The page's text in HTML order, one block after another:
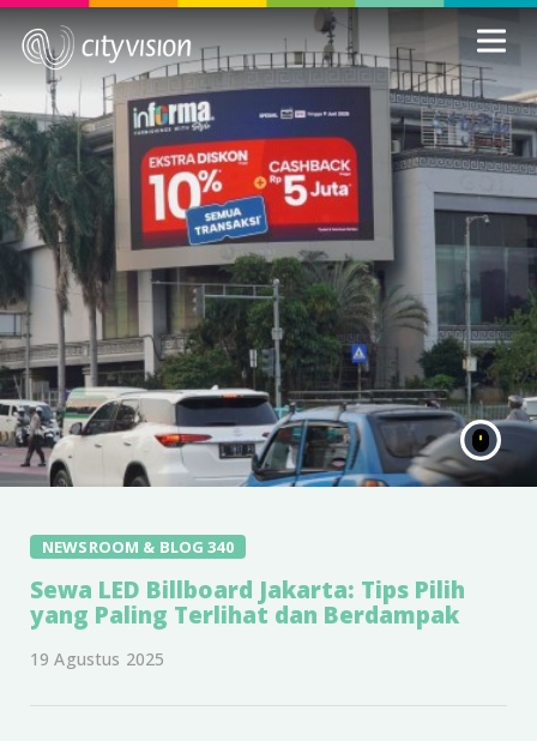
NEWSROOM & BLOG 340
Sewa LED Billboard Jakarta: Tips Pilih
yang Paling Terlihat dan Berdampak
19 Agustus 2025